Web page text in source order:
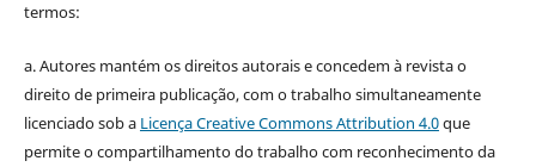
termos:
a. Autores mantém os direitos autorais e concedem à revista o
direito de primeira publicação, com o trabalho simultaneamente
licenciado sob a Licença Creative Commons Attribution 4.0que
permite o compartilhamento do trabalho com reconhecimento da